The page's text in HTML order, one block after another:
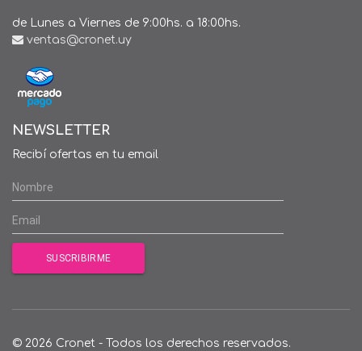
de Lunes a Viernes de 9:00hs. a 18:00hs.
ventas@cronet.uy
NEWSLETTER
Recibí ofertas en tu email
© 2026 Cronet - Todos los derechos reservados.